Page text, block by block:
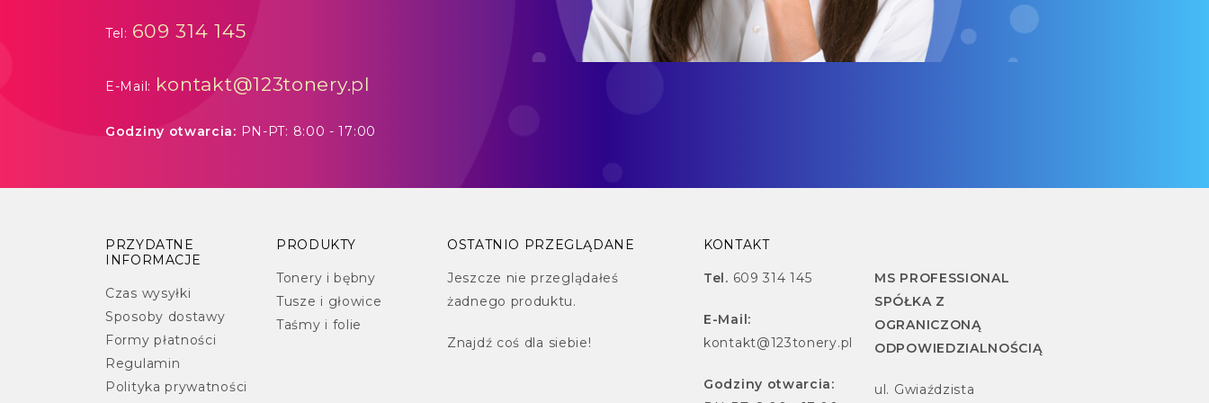
Tel: 609 314 145
E-Mail: kontakt@123tonery.pl
Godziny otwarcia: PN-PT: 8:00 - 17:00
PRZYDATNE
INFORMACJE
Czas wysyłki
Sposoby dostawy
Formy płatności
Regulamin
Polityka prywatności
PRODUKTY
Tonery i bębny
Tusze i głowice
Taśmy i folie
OSTATNIO PRZEGLĄDANE
Jeszcze nie przeglądałeś
żadnego produktu.
Znajdź coś dla siebie!
KONTAKT
Tel. 609 314 145
E-Mail:
kontakt@123tonery.pl
Godziny otwarcia:
MS PROFESSIONAL
SPÓŁKA Z
OGRANICZONĄ
ODPOWIEDZIALNOŚCIĄ
ul. Gwiaździsta